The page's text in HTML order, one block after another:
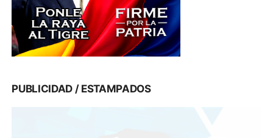
PUBLICIDAD / ESTAMPADOS